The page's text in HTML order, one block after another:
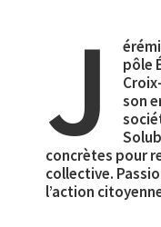
J
pôle
son
concrètes pour
collective.
l’action